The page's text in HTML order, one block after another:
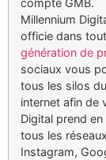
compte GMB.
Millennium
officie dans
génération de
sociaux vous
tous les silos
internet afin de
Digital prend
tous les
Instagram,